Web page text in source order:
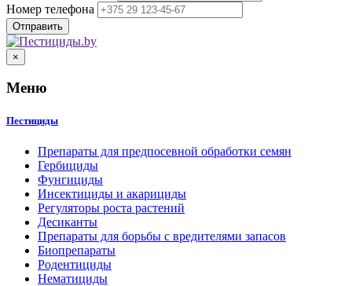
Номер телефона
×
Меню
Пестициды
Препараты для предпосевной обработки семян
Гербициды
Фунгициды
Инсектициды и акарициды
Регуляторы роста растений
Десиканты
Препараты для борьбы с вредителями запасов
Биопрепараты
Родентициды
Нематициды